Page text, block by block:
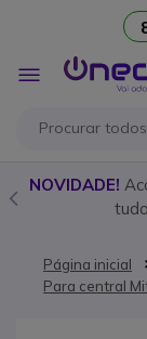
Alternar
Nav
NOVIDADE!
Página inicial
Para central